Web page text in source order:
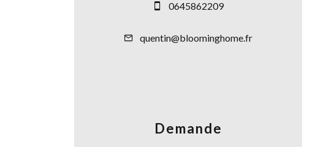
0645862209
quentin@bloominghome.fr
Demande